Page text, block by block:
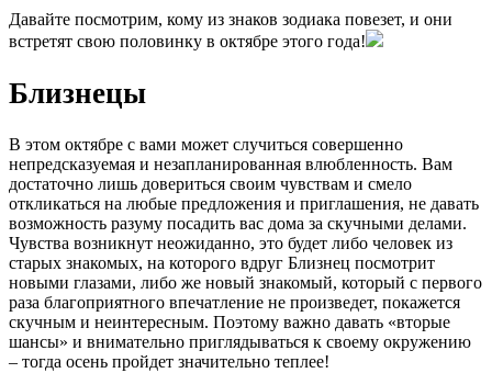
Давайте посмотрим, кому из знаков зодиака повезет, и они
встретят свою половинку в октябре этого года!
Близнецы
В этом октябре с вами может случиться совершенно
непредсказуемая и незапланированная влюбленность. Вам
достаточно лишь довериться своим чувствам и смело
откликаться на любые предложения и приглашения, не давать
возможность разуму посадить вас дома за скучными делами.
Чувства возникнут неожиданно, это будет либо человек из
старых знакомых, на которого вдруг Близнец посмотрит
новыми глазами, либо же новый знакомый, который с первого
раза благоприятного впечатление не произведет, покажется
скучным и неинтересным. Поэтому важно давать «вторые
шансы» и внимательно приглядываться к своему окружению
– тогда осень пройдет значительно теплее!